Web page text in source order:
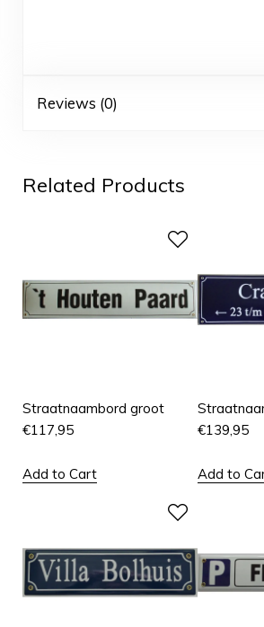
Reviews (0)
Related Products
Straatnaambord groot
€117,95
Add to Cart
€139,95
Add to